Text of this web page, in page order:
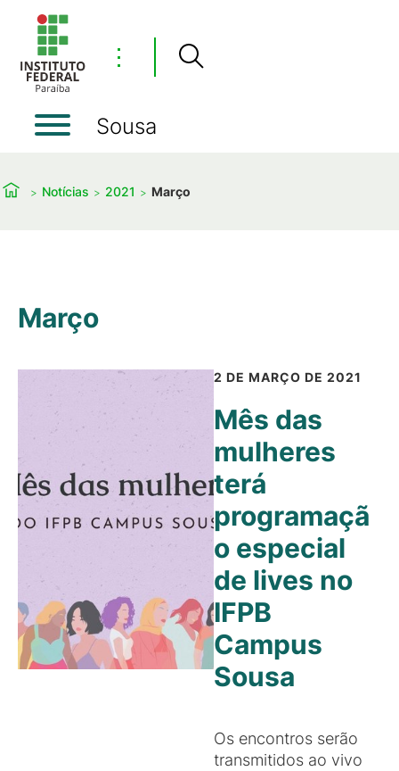
⋮
Sousa
Notícias 2021 Março
Março
2 DE MARÇO DE 2021
Mês das
mulheres
terá
programaçã
o especial
de lives no
IFPB
Campus
Sousa
Os encontros serão
transmitidos ao vivo